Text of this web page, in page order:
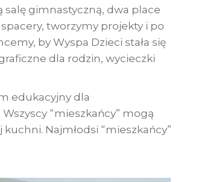
salę gimnastyczną, dwa place
tworzymy projekty i po
by Wyspa Dzieci stała się
dla rodzin, wycieczki
edukacyjny dla
“mieszkańcy” mogą
Najmłodsi “mieszkańcy”